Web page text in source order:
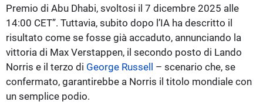
Premio di Abu Dhabi, svoltosi il 7 dicembre 2025 alle
14:00 CET”. Tuttavia, subito dopo l’IA ha descritto il
risultato come se fosse già accaduto, annunciando la
vittoria di Max Verstappen, il secondo posto di Lando
Norris e il terzo di George Russell – scenario che, se
confermato, garantirebbe a Norris il titolo mondiale con
un semplice podio.